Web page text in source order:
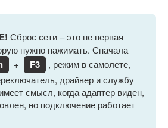
Сброс сети – это не первая
нужно нажимать. Сначала
+ F3
, режим в самолете,
драйвер и службу
смысл, когда адаптер виден,
но подключение работает